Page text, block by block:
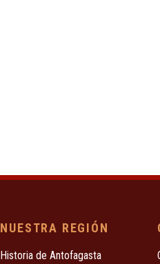
NUESTRA REGIÓN
Historia de Antofagasta